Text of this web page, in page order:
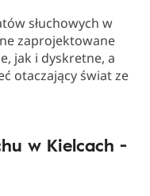
słuchowych w
zaprojektowane
jak i dyskretne, a
otaczający świat ze
w Kielcach -